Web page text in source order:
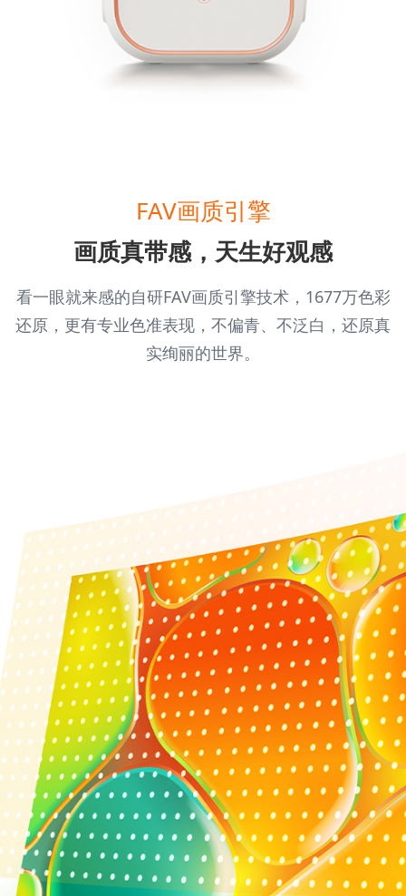
FAV画质引擎
画质真带感，天生好观感
看一眼就来感的自研FAV画质引擎技术，1677万色彩
还原，更有专业色准表现，不偏青、不泛白，还原真
实绚丽的世界。